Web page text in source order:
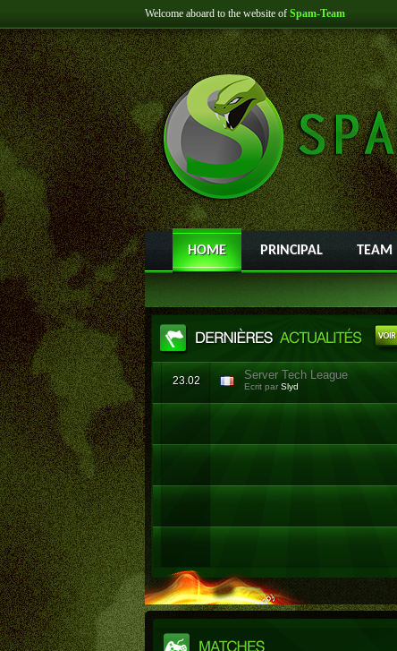
Welcome aboard to the website of Spam-Team
HOME PRINCIPAL TEAM
23.02 Server Tech League
Ecrit par Slyd